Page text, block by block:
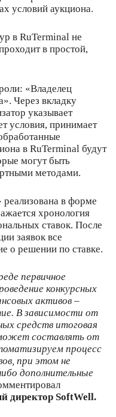
условий аукциона.
в RuTerminal не
в простой,
«Владелец
Через вкладку
указывает
условия, принимает
в RuTerminal будут
могут быть
методами.
в форме
хронология
ставок. После
заявок все
о решении по ставке.
первичное
конкурсных
активов –
В зависимости от
средств итоговая
составлять от
процесс
при этом не
дополнительные
директор SoftWell.